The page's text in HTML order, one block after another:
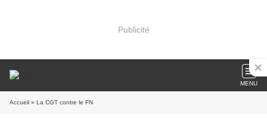
Publicité
MENU
Accueil » La CGT contre le FN